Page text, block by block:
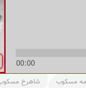
00:00
مسکوب شاهرخ